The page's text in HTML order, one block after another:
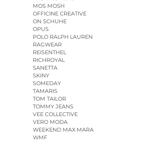
MOS MOSH
OFFICINE CREATIVE
ON SCHUHE
OPUS
POLO RALPH LAUREN
RAGWEAR
REISENTHEL
RICHROYAL
SANETTA
SKINY
SOMEDAY
TAMARIS
TOM TAILOR
TOMMY JEANS
VEE COLLECTIVE
VERO MODA
WEEKEND MAX MARA
WMF